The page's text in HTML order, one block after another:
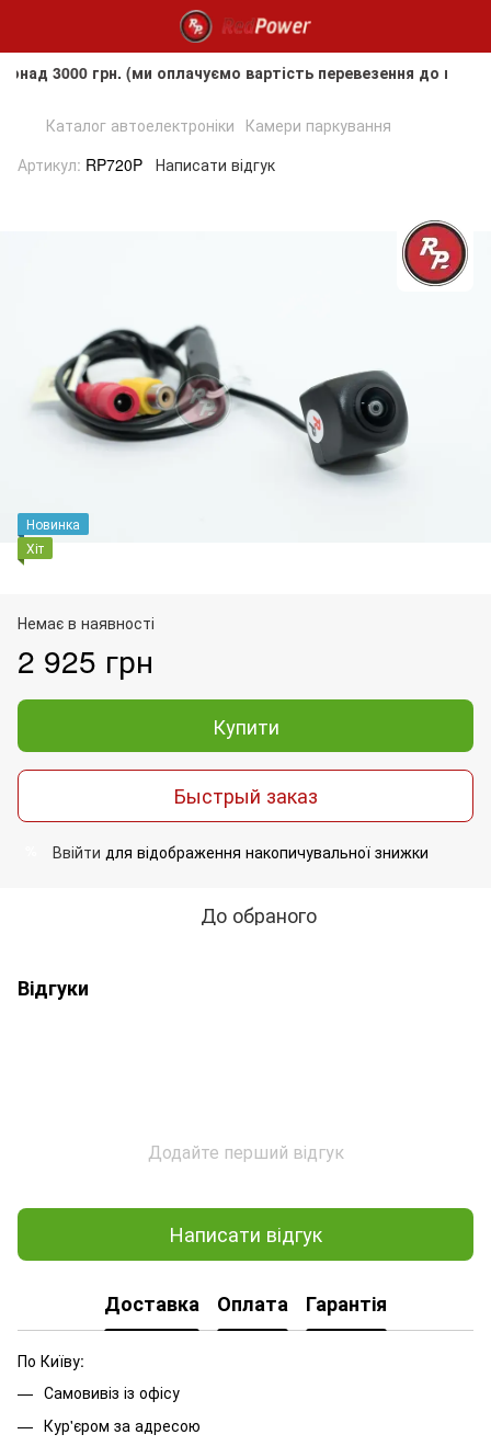
грн. (ми оплачуємо вартість перевезення до
Каталог автоелектроніки Камери паркування
Артикул: RP720P Написати відгук
Новинка
Хіт
Немає в наявності
2 925 грн
Купити
Быстрый заказ
Ввійти для відображення накопичувальної знижки
До обраного
Відгуки
Додайте перший відгук
Написати відгук
Доставка Оплата Гарантія
По Київу:
Самовивіз із офісу
Кур'єром за адресою